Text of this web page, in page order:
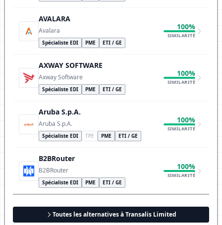
AVALARA
Avalara
Spécialiste EDI PME ETI / GE
100%
SIMILARITÉ
AXWAY SOFTWARE
Axway Software
Spécialiste EDI PME ETI / GE
100%
SIMILARITÉ
Aruba S.p.A.
Aruba S.p.A.
Spécialiste EDI TPE PME ETI / GE
100%
SIMILARITÉ
B2BRouter
B2BRouter
Spécialiste EDI PME ETI / GE
100%
SIMILARITÉ
Toutes les alternatives à Transalis Limited